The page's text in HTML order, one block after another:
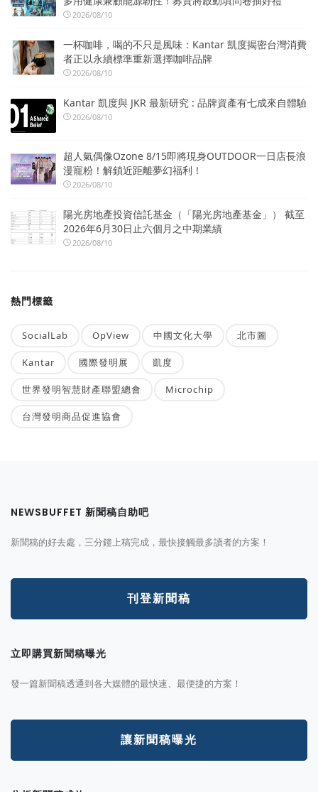
2026/08/10
一杯咖啡，喝的不只是風味：Kantar 凱度揭密台灣消費
者正以永續標準重新選擇咖啡品牌
2026/08/10
Kantar 凱度與 JKR 最新研究 : 品牌資產有七成來自體驗
2026/08/10
超人氣偶像Ozone 8/15即將現身OUTDOOR一日店長浪
漫寵粉！解鎖近距離夢幻福利！
2026/08/10
陽光房地產投資信託基金（「陽光房地產基金」） 截至
2026年6月30日止六個月之中期業績
2026/08/10
熱門標籤
SocialLab OpView 中國文化大學 北市圖
Kantar 國際發明展 凱度
世界發明智慧財產聯盟總會 Microchip
台灣發明商品促進協會
NEWSBUFFET 新聞稿自助吧
新聞稿的好去處，三分鐘上稿完成，最快接觸最多讀者的方案！
刊登新聞稿
立即購買新聞稿曝光
發一篇新聞稿透通到各大媒體的最快速、最便捷的方案！
讓新聞稿曝光